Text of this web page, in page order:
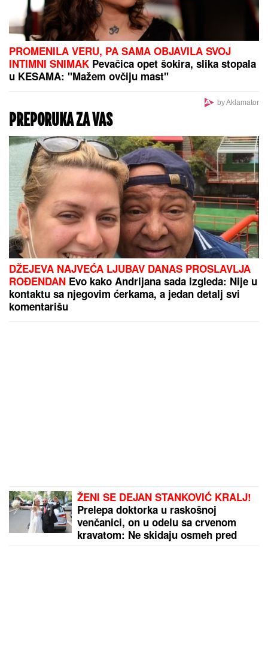
MARINA VISKOVIĆ U NIKAD
SMELIJEM
sa prorezom na suknji pokazala
izvajane noge, ali i nešto što nije
htela (FOTO)